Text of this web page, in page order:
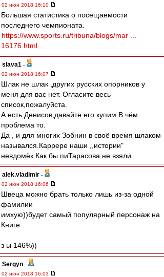
02 июн 2018 16:10
Большая статистика о посещаемости
последнего чемпионата.
https://www.sports.ru/tribuna/blogs/mar ...
16176.html
slava1 -
02 июн 2018 16:07
Шлак не шлак ,других русских опорников у
меня для вас нет. Огласите весь
список,пожалуйста.
А есть Денисов,давайте его купим.В чём
проблема то.
Да , и для многих Зобнин в своё время шлаком
назывался.Каррере наши ,,истории"
невдомёк.Как бы пиТарасова не взяли.
alek.vladimir -
02 июн 2018 16:06
Швеца можно брать только лишь из-за одной
фамилии
имхую))будет самый популярный персонаж на
Книге
з ы 146%))
Sergyn -
02 июн 2018 16:03